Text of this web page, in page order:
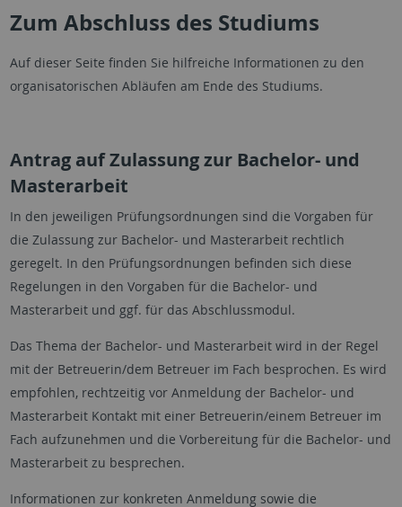
Zum Abschluss des Studiums
Auf dieser Seite finden Sie hilfreiche Informationen zu den
organisatorischen Abläufen am Ende des Studiums.
Antrag auf Zulassung zur Bachelor- und
Masterarbeit
In den jeweiligen Prüfungsordnungen sind die Vorgaben für
die Zulassung zur Bachelor- und Masterarbeit rechtlich
geregelt. In den Prüfungsordnungen befinden sich diese
Regelungen in den Vorgaben für die Bachelor- und
Masterarbeit und ggf. für das Abschlussmodul.
Das Thema der Bachelor- und Masterarbeit wird in der Regel
mit der Betreuerin/dem Betreuer im Fach besprochen. Es wird
empfohlen, rechtzeitig vor Anmeldung der Bachelor- und
Masterarbeit Kontakt mit einer Betreuerin/einem Betreuer im
Fach aufzunehmen und die Vorbereitung für die Bachelor- und
Masterarbeit zu besprechen.
Informationen zur konkreten Anmeldung sowie die